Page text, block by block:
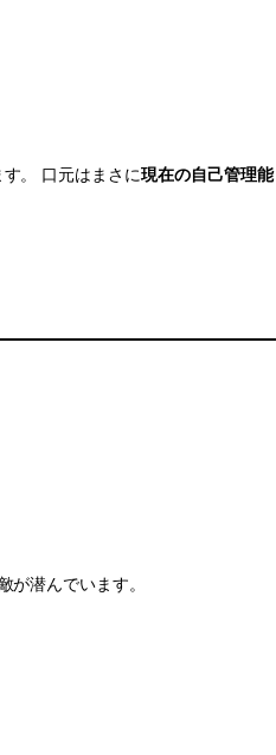
。 口元はまさに現在の自己管理能
潜んでいます。